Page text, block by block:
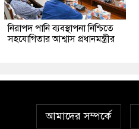
নিরাপদ পানি ব্যবস্থাপনা নিশ্চিতে
সহযোগিতার আশ্বাস প্রধানমন্ত্রীর
আমাদের সম্পর্কে